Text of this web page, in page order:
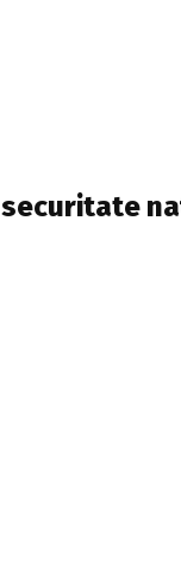
securitate